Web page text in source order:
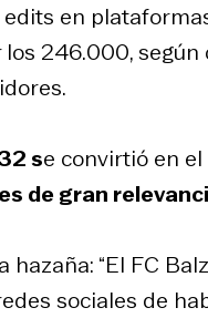
en
246.000, según
se convirtió en
de gran
“El FC
sociales de